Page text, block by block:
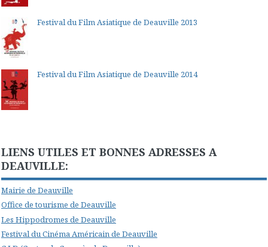
Festival du Film Asiatique de Deauville 2013
Festival du Film Asiatique de Deauville 2014
LIENS UTILES ET BONNES ADRESSES A
DEAUVILLE:
Mairie de Deauville
Office de tourisme de Deauville
Les Hippodromes de Deauville
Festival du Cinéma Américain de Deauville